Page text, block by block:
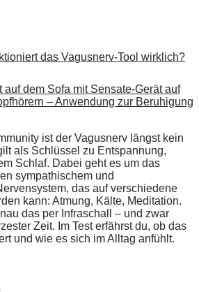
das Vagusnerv-Tool wirklich?
ist der Vagusnerv längst kein
als Schlüssel zu Entspannung,
Schlaf. Dabei geht es um das
sympathischem und
das auf verschiedene
kann: Atmung, Kälte, Meditation.
das per Infraschall – und zwar
Zeit. Im Test erfährst du, ob das
und wie es sich im Alltag anfühlt.